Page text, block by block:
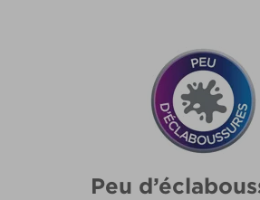
Peu